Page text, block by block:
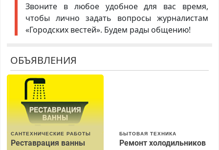
Звоните в любое удобное для вас время,
чтобы лично задать вопросы журналистам
«Городских вестей». Будем рады общению!
ОБЪЯВЛЕНИЯ
САНТЕХНИЧЕСКИЕ РАБОТЫ
Реставрация ванны
БЫТОВАЯ ТЕХНИКА
Ремонт холодильников